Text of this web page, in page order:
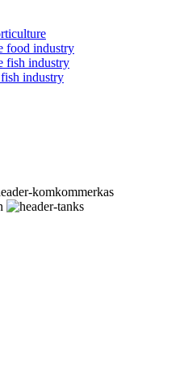
food industry
fish industry
industry